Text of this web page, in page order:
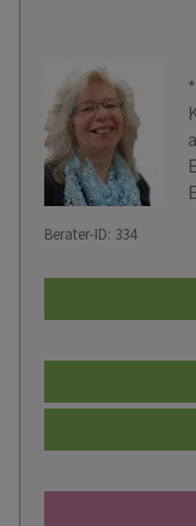
Berater-ID: 334